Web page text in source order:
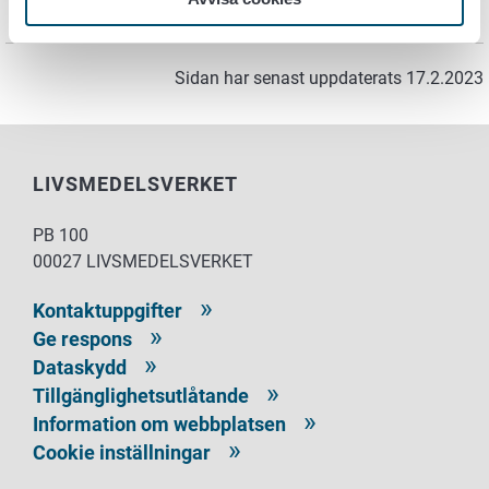
Sidan har senast uppdaterats 17.2.2023
LIVSMEDELSVERKET
PB 100
00027 LIVSMEDELSVERKET
Kontaktuppgifter
Ge respons
Dataskydd
Tillgänglighetsutlåtande
Information om webbplatsen
Cookie inställningar